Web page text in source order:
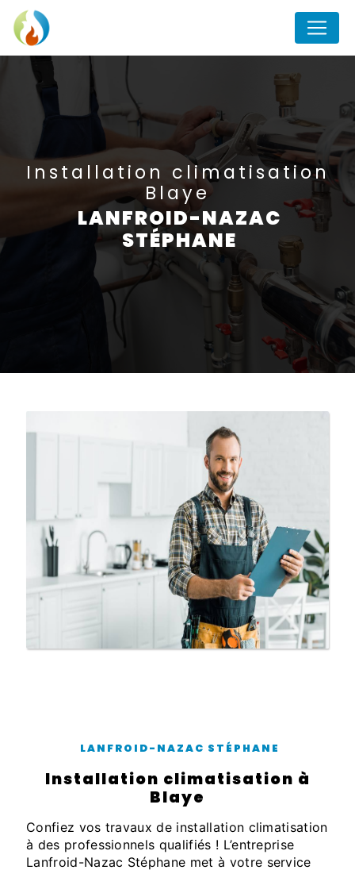
installation climatisation
Blaye
LANFROID-NAZAC
STÉPHANE
LANFROID-NAZAC STÉPHANE
installation climatisation à
Blaye
Confiez vos travaux de installation climatisation
à des professionnels qualifiés ! L’entreprise
Lanfroid-Nazac Stéphane met à votre service
Panneau de gestion des cookies